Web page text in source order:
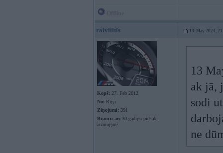
raiviiitis 13. May 2024,
Kopš: 27. Feb 2012
No: Rīga
Ziņojumi: 391
Braucu ar: 30 gadīgu piekabi
aizmugurē
13
ak jā,
sodi
ne